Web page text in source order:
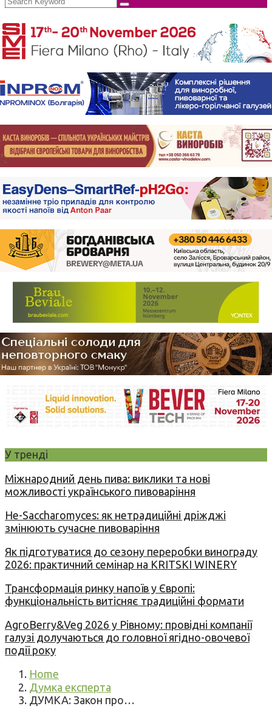
У тренді
Міжнародний день пива: виклики та нові
можливості українського пивоваріння
Не-Saccharomyces: як нетрадиційні дріжджі
змінюють сучасне пивоваріння
Як підготуватися до сезону переробки винограду
2026: практичний семінар на KRITSKI WINERY
Трансформація ринку напоїв у Європі:
функціональність витісняє традиційні формати
AgroBerry&Veg 2026 у Рівному: провідні компанії
галузі долучаються до головної ягідно-овочевої
події року
Home
Думка експерта
ДУМКА: Закон про…